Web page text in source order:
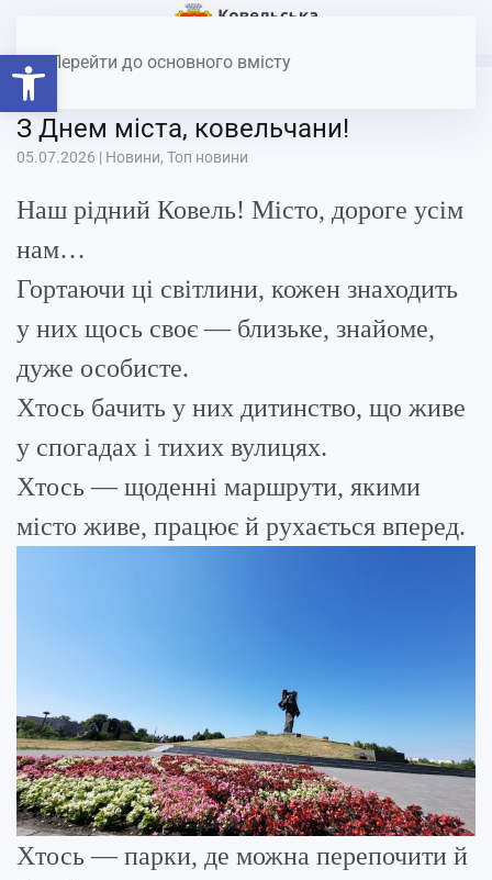
Відкрити Панель інструментів
Перейти до основного вмісту
З Днем міста, ковельчани!
05.07.2026 | Новини, Топ новини
Наш рідний Ковель! Місто, дороге усім
нам…
Гортаючи ці світлини, кожен знаходить
у них щось своє — близьке, знайоме,
дуже особисте.
Хтось бачить у них дитинство, що живе
у спогадах і тихих вулицях.
Хтось — щоденні маршрути, якими
місто живе, працює й рухається вперед.
Хтось — парки, де можна перепочити й